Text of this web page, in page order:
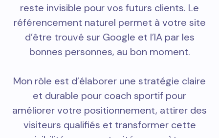
reste invisible pour vos futurs clients. Le
référencement naturel permet à votre site
d’être trouvé sur Google et l’IA par les
bonnes personnes, au bon moment.
Mon rôle est d’élaborer une stratégie claire
et durable pour coach sportif pour
améliorer votre positionnement, attirer des
visiteurs qualifiés et transformer cette